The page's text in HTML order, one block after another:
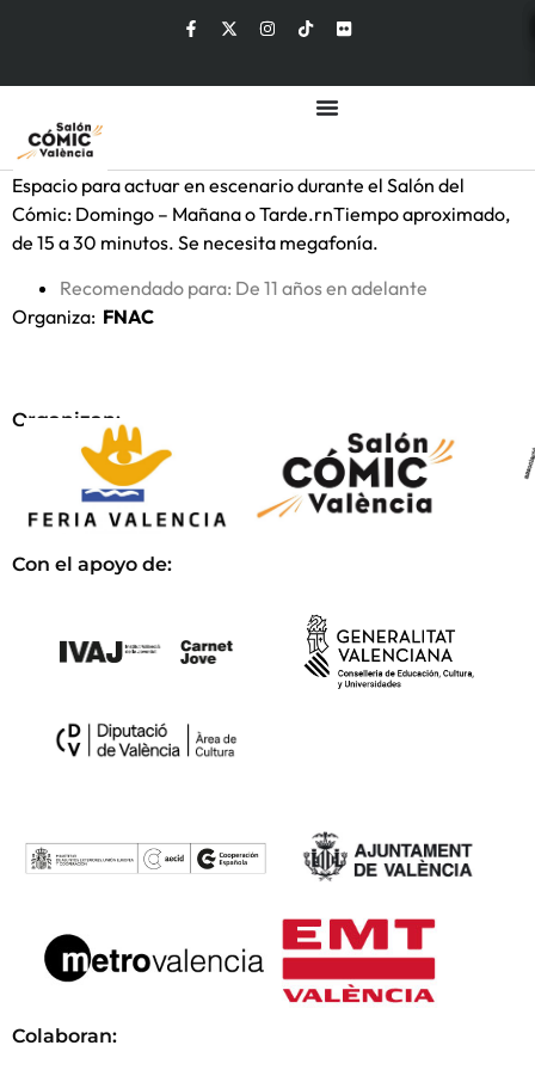
Espacio para actuar en escenario durante el Salón del
Cómic: Domingo – Mañana o Tarde.rnTiempo aproximado,
de 15 a 30 minutos. Se necesita megafonía.
Recomendado para: De 11 años en adelante
Organiza: FNAC
Organizan:
Con el apoyo de:
Colaboran: